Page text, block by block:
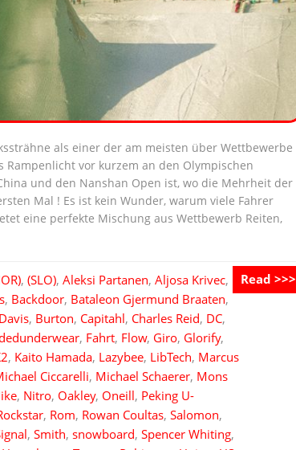
als einer der am meisten über Wettbewerbe
vor kurzem an den Olympischen
und den Nanshan Open ist, wo die Mehrheit der
Mal ! Es ist kein Wunder, warum viele Fahrer
eine perfekte Mischung aus Wettbewerb Reiten,
, (SLO), Aleksi Partanen, Aljosa Krivec,
, Backdoor, Bataleon Gjermund Braaten,
, Burton, Capitahl, Charles Reid, DC,
, Fahrt, Flow, Giro, Glorify,
, Kaito Hamada, Lazybee, LibTech, Marcus
Ciccarelli, Michael Schaerer, Mons
, Nitro, Oakley, Oneill, Peking U-
, Rom, Rowan Coultas, Salomon,
, Smith, snowboard, Spencer Whiting,
Read >>>